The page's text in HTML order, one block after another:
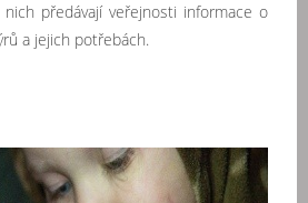
předávají veřejnosti informace o
a jejich potřebách.